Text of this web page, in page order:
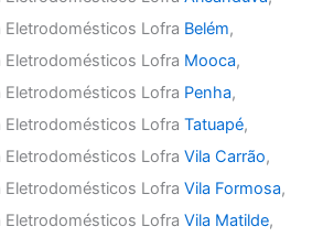
Eletrodomésticos Lofra Belém,
Eletrodomésticos Lofra Mooca,
Eletrodomésticos Lofra Penha,
Eletrodomésticos LofraTatuapé,
Eletrodomésticos LofraVila Carrão,
Eletrodomésticos LofraVila Formosa,
Eletrodomésticos LofraVila Matilde,